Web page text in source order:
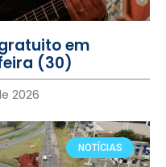
em
(30)
2026
NOTÍCIAS